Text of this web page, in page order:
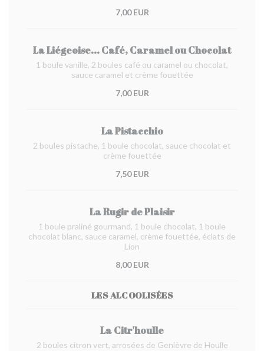
7,00 EUR
La Liégeoise... Café, Caramel ou Chocolat
1 boule vanille, 2 boules café ou caramel ou chocolat,
sauce caramel et crème fouettée
7,00 EUR
La Pistacchio
2 boules pistache, 1 boule chocolat, sauce chocolat et
crème fouettée
7,50 EUR
La Rugir de Plaisir
1 boule praliné gourmand, 1 boule chocolat, 1 boule
chocolat blanc, sauce caramel, crème fouettée, éclats de
Lion
8,00 EUR
LES ALCOOLISÉES
La Citr'houlle
2 boules citron vert, arrosées de Genièvre de Houlle